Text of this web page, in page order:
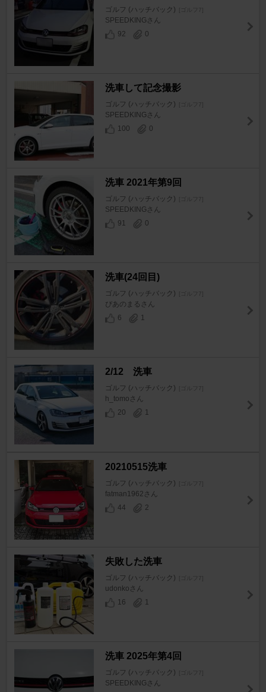
ゴルフ (ハッチバック) [ゴルフ7]
SPEEDKINGさん
92
0
洗車して記念撮影
ゴルフ (ハッチバック) [ゴルフ7]
SPEEDKINGさん
100
0
洗車 2021年第9回
ゴルフ (ハッチバック) [ゴルフ7]
SPEEDKINGさん
91
0
洗車(24回目)
ゴルフ (ハッチバック) [ゴルフ7]
ぴあのまるさん
6
1
2/12 洗車
ゴルフ (ハッチバック) [ゴルフ7]
h_tomoさん
20
1
20210515洗車
ゴルフ (ハッチバック) [ゴルフ7]
fatman1962さん
44
2
失敗した洗車
ゴルフ (ハッチバック) [ゴルフ7]
udonkoさん
16
1
洗車 2025年第4回
ゴルフ (ハッチバック) [ゴルフ7]
SPEEDKINGさん